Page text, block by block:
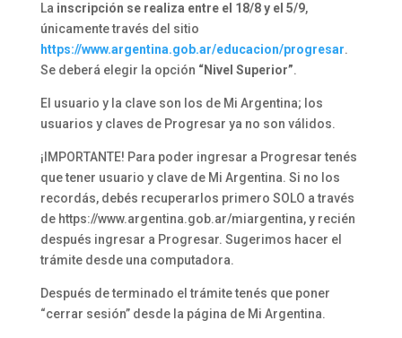
La inscripción se realiza entre el 18/8 y el 5/9,
únicamente través del sitio
https://www.argentina.gob.ar/educacion/progresar.
Se deberá elegir la opción “Nivel Superior”.
El usuario y la clave son los de Mi Argentina; los
usuarios y claves de Progresar ya no son válidos.
¡IMPORTANTE! Para poder ingresar a Progresar tenés
que tener usuario y clave de Mi Argentina. Si no los
recordás, debés recuperarlos primero SOLO a través
de https://www.argentina.gob.ar/miargentina, y recién
después ingresar a Progresar. Sugerimos hacer el
trámite desde una computadora.
Después de terminado el trámite tenés que poner
“cerrar sesión” desde la página de Mi Argentina.